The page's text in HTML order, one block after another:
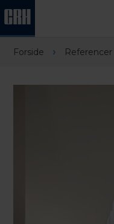
Forside › Referencer